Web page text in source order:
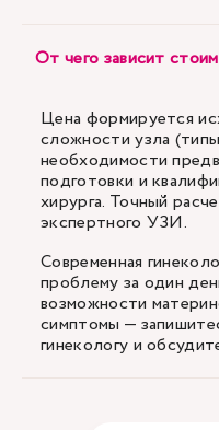
От чего зависит
Цена формируется
сложности узла
необходимости
подготовки и
хирурга. Точный
экспертного УЗИ.
Современная
проблему за один
возможности
симптомы —
гинекологу и